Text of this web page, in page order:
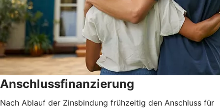
Anschlussfinanzierung
Nach Ablauf der Zinsbindung frühzeitig den Anschluss für